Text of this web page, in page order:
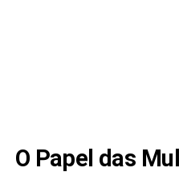
O Papel das